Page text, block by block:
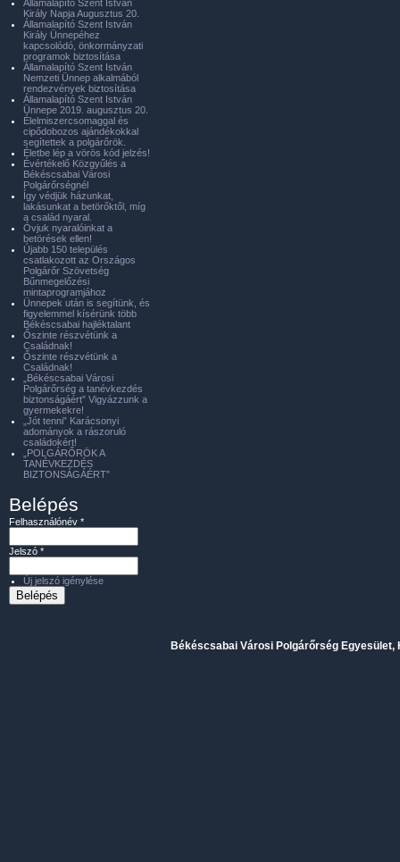
Államalapító Szent István
Király Napja Augusztus 20.
Államalapító Szent István
Király Ünnepéhez
kapcsolódó, önkormányzati
programok biztosítása
Államalapító Szent István
Nemzeti Ünnep alkalmából
rendezvények biztosítása
Államalapító Szent István
Ünnepe 2019. augusztus 20.
Élelmiszercsomaggal és
cipődobozos ajándékokkal
segítettek a polgárőrök.
Életbe lép a vörös kód jelzés!
Évértékelő Közgyűlés a
Békéscsabai Városi
Polgárőrségnél
Így védjük házunkat,
lakásunkat a betörőktől, míg
a család nyaral.
Óvjuk nyaralóinkat a
betörések ellen!
Újabb 150 település
csatlakozott az Országos
Polgárőr Szövetség
Bűnmegelőzési
mintaprogramjához
Ünnepek után is segítünk, és
figyelemmel kísérünk több
Békéscsabai hajléktalant
Őszinte részvétünk a
Családnak!
Őszinte részvétünk a
Családnak!
„Békéscsabai Városi
Polgárőrség a tanévkezdés
biztonságáért” Vigyázzunk a
gyermekekre!
„Jót tenni” Karácsonyi
adományok a rászoruló
családokért!
„POLGÁRŐRÖK A
TANÉVKEZDÉS
BIZTONSÁGÁÉRT”
Belépés
Felhasználónév *
Jelszó *
Új jelszó igénylése
Békéscsabai Városi Polgárőrség Egyesület,